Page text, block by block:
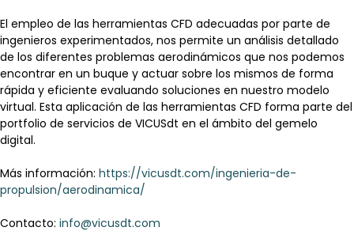
El empleo de las herramientas CFD adecuadas por parte de
ingenieros experimentados, nos permite un análisis detallado
de los diferentes problemas aerodinámicos que nos podemos
encontrar en un buque y actuar sobre los mismos de forma
rápida y eficiente evaluando soluciones en nuestro modelo
virtual. Esta aplicación de las herramientas CFD forma parte del
portfolio de servicios de VICUSdt en el ámbito del gemelo
digital.
Más información: https://vicusdt.com/ingenieria-de-
propulsion/aerodinamica/
Contacto: info@vicusdt.com